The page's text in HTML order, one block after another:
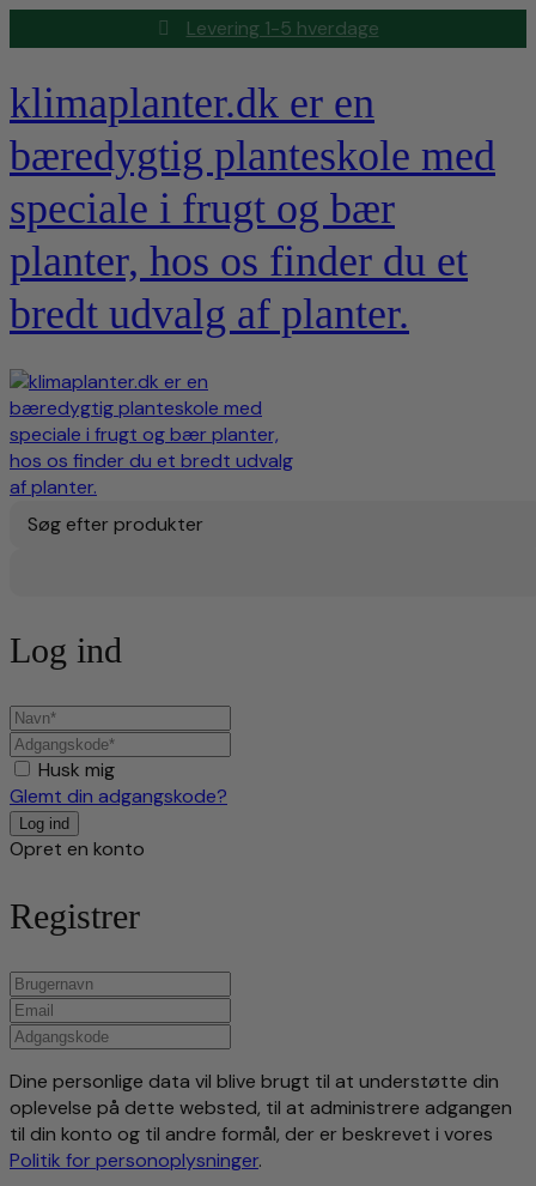
Levering 1-5 hverdage
klimaplanter.dk er en
bæredygtig planteskole med
speciale i frugt og bær
planter, hos os finder du et
bredt udvalg af planter.
Søg efter produkter
Log ind
Husk mig
Glemt din adgangskode?
Opret en konto
Registrer
Dine personlige data vil blive brugt til at understøtte din
oplevelse på dette websted, til at administrere adgangen
til din konto og til andre formål, der er beskrevet i vores
Politik for personoplysninger.